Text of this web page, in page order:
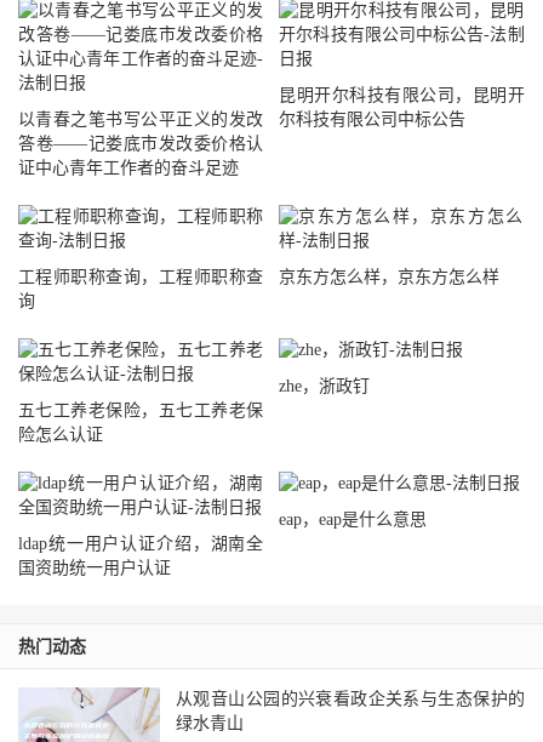
以青春之笔书写公平正义的发改
答卷——记娄底市发改委价格认
证中心青年工作者的奋斗足迹
昆明开尔科技有限公司，昆明开
尔科技有限公司中标公告
工程师职称查询，工程师职称查
询
京东方怎么样，京东方怎么样
五七工养老保险，五七工养老保
险怎么认证
zhe，浙政钉
ldap统一用户认证介绍，湖南全
国资助统一用户认证
eap，eap是什么意思
热门动态
从观音山公园的兴衰看政企关系与生态保护的
绿水青山